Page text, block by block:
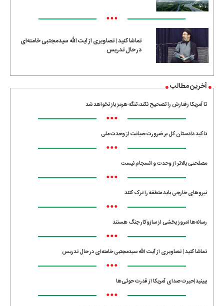
•••
تماشا کنید | تصاویری از آیت الله سیدمجتبی خامنه‌ای
در حال تدریس
آخرین مطالب
تا آمریکا رفتارش را تصحیح نکند، تنگه هرمز باز نخواهد شد
•••
تاکید دادستان کل بر ضرورت صیانت از وحدت ملی
•••
مصلحتی بالاتر از وحدت و انسجام نیست
•••
نیروهای خارجی باید منطقه را ترک کنند
•••
رسانه‌ها امروز بخشی از سازوکار جنگ هستند
•••
تماشا کنید | تصاویری از آیت الله سیدمجتبی خامنه‌ای در حال تدریس
•••
ببینید|حیرت صدای آمریکا از قدرت حوثی‌ها
•••